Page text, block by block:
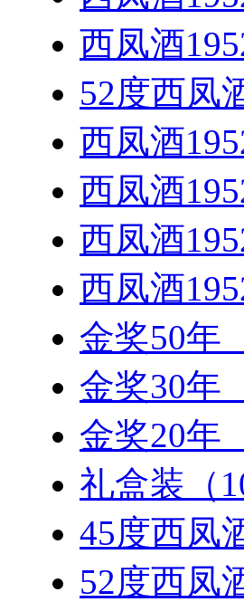
西凤酒
52度西凤
西凤酒
西凤酒
西凤酒
西凤酒
金奖50年
金奖30年
金奖20年
礼盒装（
45度西凤
52度西凤